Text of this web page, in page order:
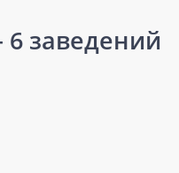
заведений